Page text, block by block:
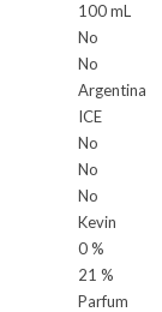
100 mL
No
No
Argentina
ICE
No
No
No
Kevin
0 %
21 %
Parfum